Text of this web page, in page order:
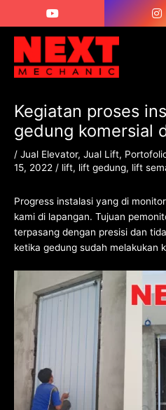
content
Kegiatan proses
gedung komersial
/ Jual Elevator, Jual Lift,
15, 2022 / lift, lift gedung, lift
Progress instalasi yang di
kami di lapangan. Tujuan
terpasang dengan presisi dan
ketika gedung sudah melakukan
navigation